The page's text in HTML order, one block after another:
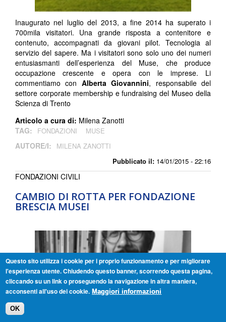
Pubblicato il: 14/01/2015 - 22:16
Inaugurato nel luglio del 2013, a fine 2014 ha superato i
700mila visitatori. Una grande risposta a contenitore e
contenuto, accompagnati da giovani pilot. Tecnologia al
servizio del sapere. Ma i visitatori sono solo uno dei numeri
entusiasmanti dell’esperienza del Muse, che produce
occupazione crescente e opera con le imprese. Li
commentiamo con Alberta Giovannini, responsabile del
settore corporate membership e fundraising del Museo della
Scienza di Trento
Articolo a cura di: Milena Zanotti
TAG:
FONDAZIONI MUSE
AUTORE/I: MILENA ZANOTTI
CAMBIO DI ROTTA PER FONDAZIONE
BRESCIA MUSEI
FONDAZIONI CIVILI
Questo sito utilizza i cookie per i proprio funzionamento e per migliorare
l'esperienza utente. Chiudendo questo banner, scorrendo questa pagina,
cliccando su un link o proseguendo la navigazione in altra maniera,
acconsenti all'uso dei cookie. Maggiori informazioni
OK